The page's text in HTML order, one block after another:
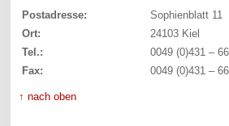
Postadresse:
Sophienblatt 11
Ort:
24103 Kiel
Tel.:
0049 (0)431 –
Fax:
0049 (0)431 –
↑ nach oben